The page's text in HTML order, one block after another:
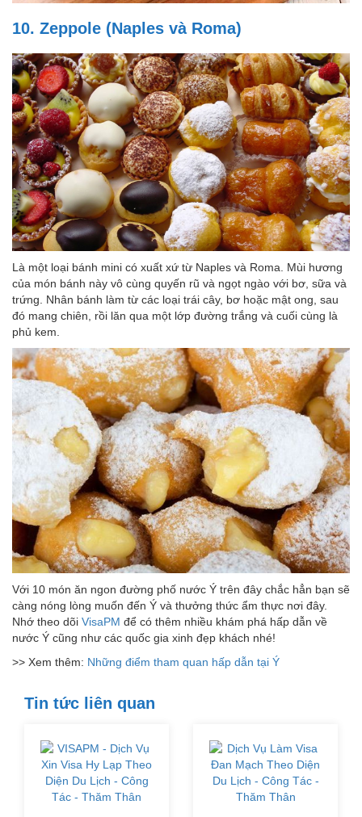
10. Zeppole (Naples và Roma)
Là một loại bánh mini có xuất xứ từ Naples và Roma. Mùi hương
của món bánh này vô cùng quyến rũ và ngọt ngào với bơ, sữa và
trứng. Nhân bánh làm từ các loại trái cây, bơ hoặc mật ong, sau
đó mang chiên, rồi lăn qua một lớp đường trắng và cuối cùng là
phủ kem.
Với 10 món ăn ngon đường phố nước Ý trên đây chắc hẳn bạn sẽ
càng nóng lòng muốn đến Ý và thưởng thức ẩm thực nơi đây.
Nhớ theo dõi VisaPM để có thêm nhiều khám phá hấp dẫn về
nước Ý cũng như các quốc gia xinh đẹp khách nhé!
>> Xem thêm: Những điểm tham quan hấp dẫn tại Ý
Tin tức liên quan